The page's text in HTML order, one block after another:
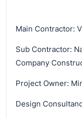
Main Contractor:
Sub Contractor:
Company
Project Owner:
Design